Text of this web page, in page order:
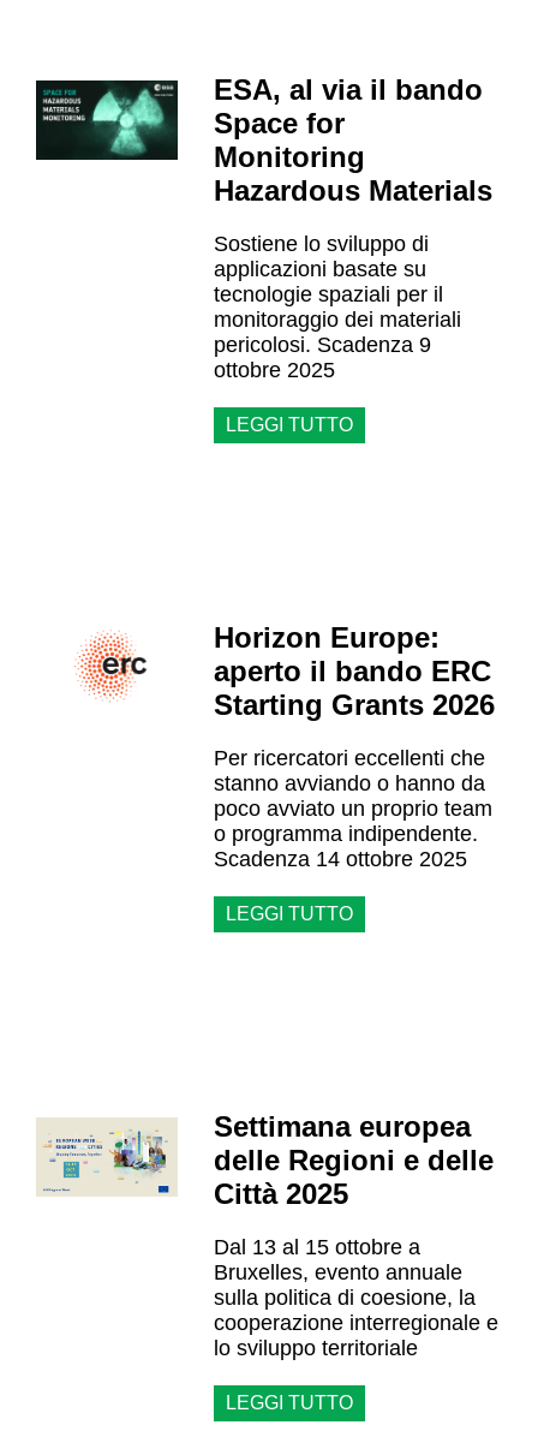
ESA, al via il bando
Space for
Monitoring
Hazardous Materials
Sostiene lo sviluppo di
applicazioni basate su
tecnologie spaziali per il
monitoraggio dei materiali
pericolosi. Scadenza 9
ottobre 2025
LEGGI TUTTO
Horizon Europe:
aperto il bando ERC
Starting Grants 2026
Per ricercatori eccellenti che
stanno avviando o hanno da
poco avviato un proprio team
o programma indipendente.
Scadenza 14 ottobre 2025
LEGGI TUTTO
Settimana europea
delle Regioni e delle
Città 2025
Dal 13 al 15 ottobre a
Bruxelles, evento annuale
sulla politica di coesione, la
cooperazione interregionale e
lo sviluppo territoriale
LEGGI TUTTO